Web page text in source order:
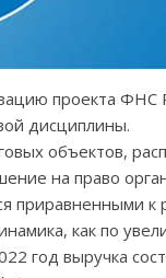
проекта ФНС
дисциплины.
объектов,
на право
приравненными к
как по
год выручка